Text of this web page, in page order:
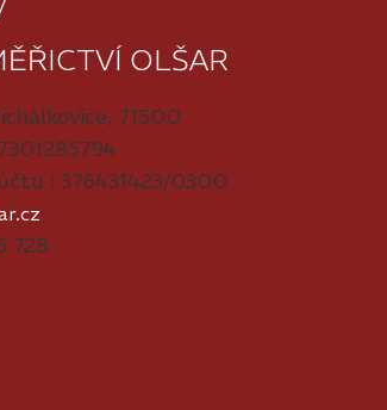
OLŠAR
71500
: 376431423/0300
728